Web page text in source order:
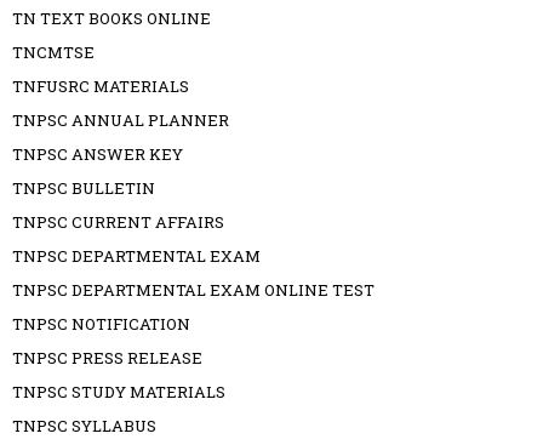
TN TEXT BOOKS ONLINE
TNCMTSE
TNFUSRC MATERIALS
TNPSC ANNUAL PLANNER
TNPSC ANSWER KEY
TNPSC BULLETIN
TNPSC CURRENT AFFAIRS
TNPSC DEPARTMENTAL EXAM
TNPSC DEPARTMENTAL EXAM ONLINE TEST
TNPSC NOTIFICATION
TNPSC PRESS RELEASE
TNPSC STUDY MATERIALS
TNPSC SYLLABUS